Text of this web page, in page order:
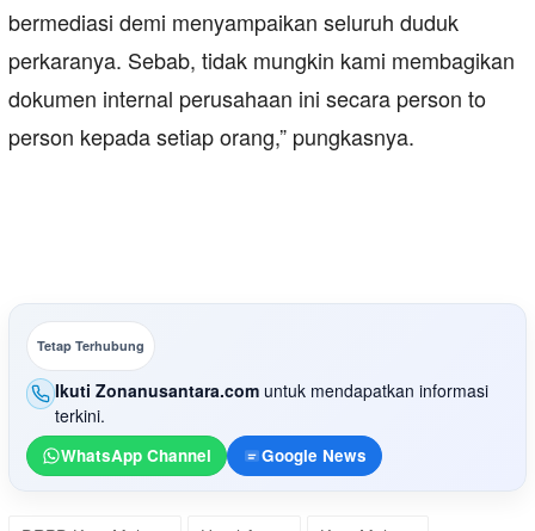
bermediasi demi menyampaikan seluruh duduk
perkaranya. Sebab, tidak mungkin kami membagikan
dokumen internal perusahaan ini secara person to
person kepada setiap orang,” pungkasnya.
Tetap Terhubung
Ikuti Zonanusantara.com untuk mendapatkan informasi
terkini.
WhatsApp Channel Google News